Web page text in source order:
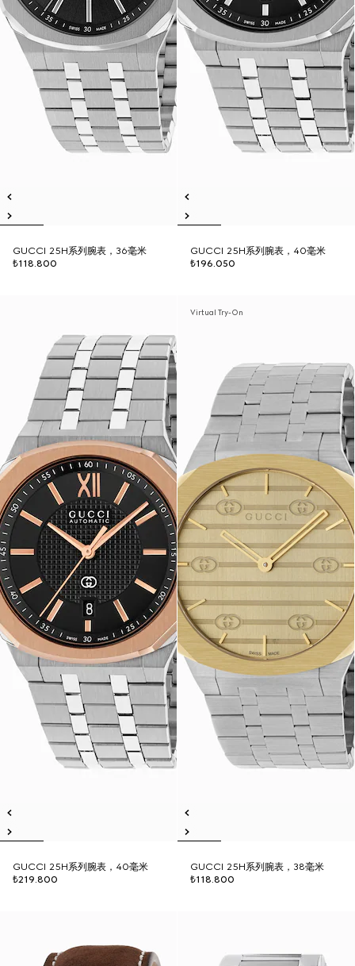
GUCCI 25H系列腕表，36毫米
₺118.800
GUCCI 25H系列腕表，40毫米
₺196.050
GUCCI 25H系列腕表，40毫米
₺219.800
Virtual Try-On
GUCCI 25H系列腕表，38毫米
₺118.800